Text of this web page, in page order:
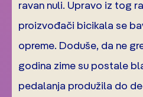
ravan nuli. Upravo iz tog
proizvođači bicikala se
opreme. Doduše, da ne
godina zime su postale
pedalanja produžila do